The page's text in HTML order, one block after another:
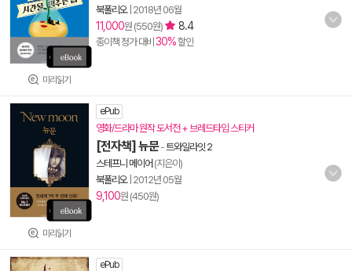
미리읽기
북폴리오| 2018년 06월
11,000원 (550원) 8.4
종이책 정가 대비 30%할인
미리읽기
ePub
영화/드라마 원작 도서전 + 브레드타임 스티커
[전자책] 뉴문-트와일라잇 2
스테프니 메이어 (지은이)
북폴리오| 2012년 05월
9,100원 (450원)
ePub